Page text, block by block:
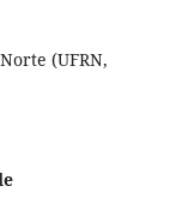
(UFRN,